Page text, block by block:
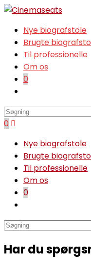
Skip
contentNye biografstole
Brugte
Til professionelle
Om os
0
search
0
Nye biografstole
Brugte
Til professionelle
Om os
0
search
Har du